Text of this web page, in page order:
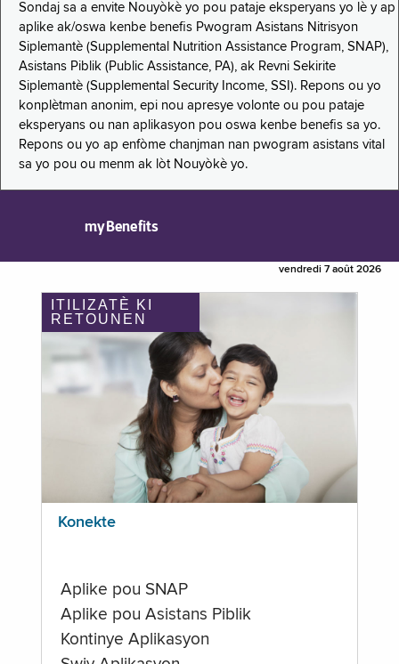
Sondaj sa a envite Nouyòkè yo pou pataje eksperyans yo lè y ap
aplike ak/oswa kenbe benefis Pwogram Asistans Nitrisyon
Siplemantè (Supplemental Nutrition Assistance Program, SNAP),
Asistans Piblik (Public Assistance, PA), ak Revni Sekirite
Siplemantè (Supplemental Security Income, SSI). Repons ou yo
konplètman anonim, epi nou apresye volonte ou pou pataje
eksperyans ou nan aplikasyon pou oswa kenbe benefis sa yo.
Repons ou yo ap enfòme chanjman nan pwogram asistans vital
sa yo pou ou menm ak lòt Nouyòkè yo.
myBenefits
vendredi 7 août 2026
ITILIZATÈ KI
RETOUNEN
Konekte
Aplike pou SNAP
Aplike pou Asistans Piblik
Kontinye Aplikasyon